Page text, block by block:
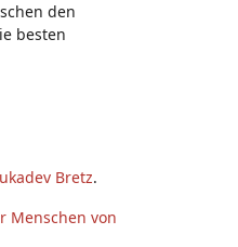
den
besten
Bretz.
Menschen von